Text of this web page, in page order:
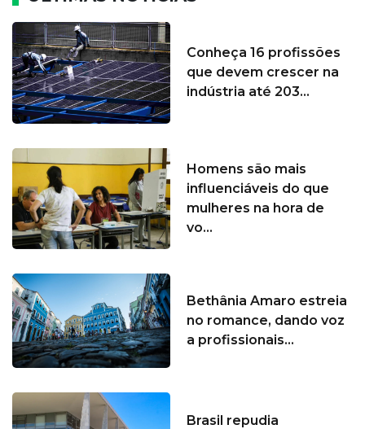
Conheça 16 profissões
que devem crescer na
indústria até 203...
Homens são mais
influenciáveis do que
mulheres na hora de
vo...
Bethânia Amaro estreia
no romance, dando voz
a profissionais...
Brasil repudia